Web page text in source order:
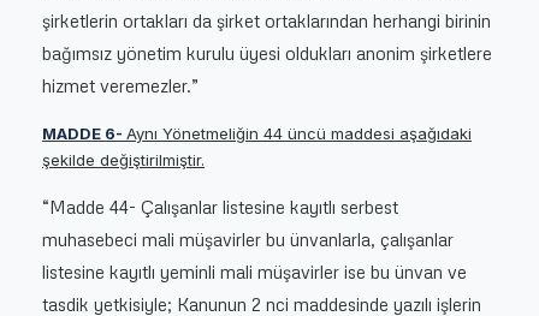
şirketlerin ortakları da şirket ortaklarından herhangi birinin
bağımsız yönetim kurulu üyesi oldukları anonim şirketlere
hizmet veremezler.”
MADDE 6- Aynı Yönetmeliğin 44 üncü maddesi aşağıdaki
şekilde değiştirilmiştir.
“Madde 44- Çalışanlar listesine kayıtlı serbest
muhasebeci mali müşavirler bu ünvanlarla, çalışanlar
listesine kayıtlı yeminli mali müşavirler ise bu ünvan ve
tasdik yetkisiyle; Kanunun 2 nci maddesinde yazılı işlerin